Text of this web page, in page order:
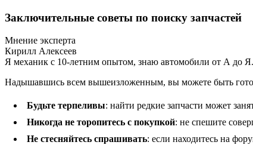
Заключительные советы по поиску запчастей
Мнение эксперта
Кирилл Алексеев
Я механик с 10-летним опытом, знаю автомобили от А до
Надышавшись всем вышеизложенным, вы можете быть
Будьте терпеливы: найти редкие запчасти может
Никогда не торопитесь с покупкой: не спешите
Не стесняйтесь спрашивать: если находитесь на